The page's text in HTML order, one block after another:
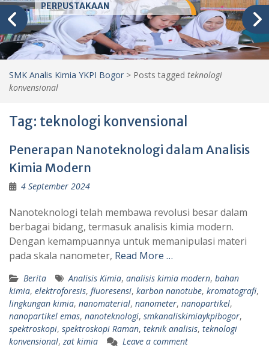
PERPUSTAKAAN
SMK Analis Kimia YKPI Bogor > Posts tagged teknologi
konvensional
Tag: teknologi konvensional
Penerapan Nanoteknologi dalam Analisis
Kimia Modern
4 September 2024
Nanoteknologi telah membawa revolusi besar dalam
berbagai bidang, termasuk analisis kimia modern.
Dengan kemampuannya untuk memanipulasi materi
pada skala nanometer, Read More …
Berita Analisis Kimia, analisis kimia modern, bahan
kimia, elektroforesis, fluoresensi, karbon nanotube, kromatografi,
lingkungan kimia, nanomaterial, nanometer, nanopartikel,
nanopartikel emas, nanoteknologi, smkanaliskimiaykpibogor,
spektroskopi, spektroskopi Raman, teknik analisis, teknologi
konvensional, zat kimia Leave a comment